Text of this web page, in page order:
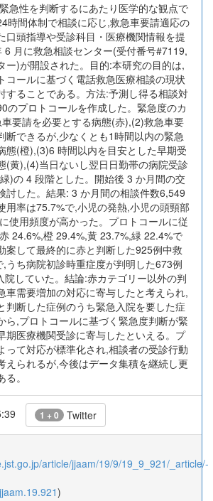
急性を判断するにあたり医学的な観点で
時間体制で相談に応じ,救急車要請適応の
口頭指導や受診科目・医療機関情報を提
6 月に救急相談センター(受付番号#7119,
ー)が開設された。目的:本研究の目的は,
コールに基づく電話救急医療相談の現状
することである。方法:予測し得る相談対
のプロトコールを作成した。緊急度のカ
要請を必要とする病態(赤),(2)救急車要
断できるが,少なくとも1時間以内の緊急
態(橙),(3)6 時間以内を目安とした早期受
(黄),(4)当日ないし翌日日勤帯の病院受診
)の 4 段階とした。開始後 3 か月間の交
討した。結果: 3 か月間の相談件数6,549
用率は75.7%で,小児の発熱,小児の頭頸部
使用頻度が高かった。プロトコールに従
24.6%,橙 29.4%,黄 23.7%,緑 22.4%で
案して最終的に赤と判断した925例中救
うち病院初診時重症度が判明した673例
院していた。結論:赤カテゴリー以外の判
車需要増加の対応に寄与したと考えられ,
判断した症例のうち緊急入院を要した症
ら,プロトコールに基づく緊急度判断が緊
期医療機関受診に寄与したといえる。プ
って対応が標準化され,相談者の受診行動
えられるが,今後はデータ集積を継続し更
。
1 + 0 Twitter
article/jjaam/19/9/19_9_921/_article/-
)